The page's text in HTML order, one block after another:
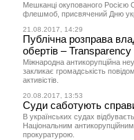
Мешканці окупованого Росією
флешмоб, присвячений Дню
21.08.2017, 14:29
Публічна розправа
обертів – Transparency
Міжнародна антикорупційна
закликає громадськість
активістів.
20.08.2017, 13:53
Суди саботують
В українських судах
Національним
прокуратурою.